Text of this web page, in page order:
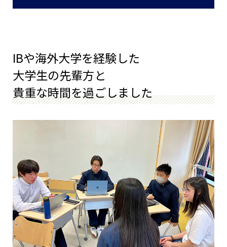
IBや海外大学を経験した
大学生の先輩方と
貴重な時間を過ごしました